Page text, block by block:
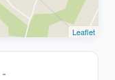
Leaflet
-